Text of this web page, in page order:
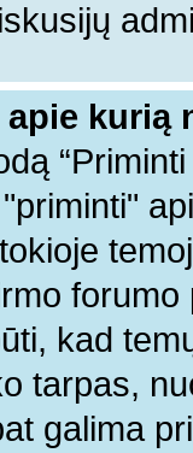
kurią
kad
tarpas,
galima